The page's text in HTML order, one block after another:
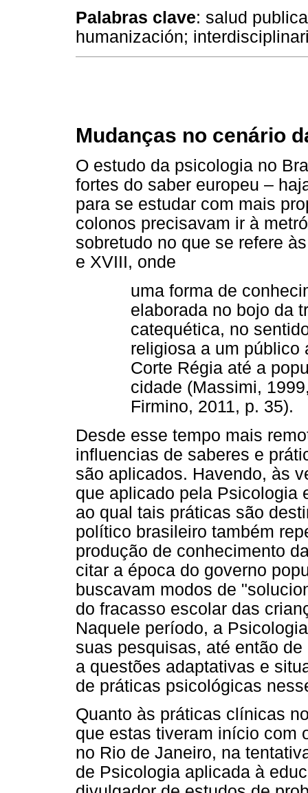
Palabras clave: salud
humanización;
Mudanças no cenário
O estudo da psicologia no
fortes do saber europeu –
para se estudar com mais
colonos precisavam ir à
sobretudo no que se refere
e XVIII, onde
uma forma de
elaborada no bojo da
catequética, no
religiosa a um público
Corte Régia até a
cidade (Massimi,
Firmino, 2011, p. 35).
Desde esse tempo mais
influencias de saberes e
são aplicados. Havendo, às
que aplicado pela Psicologia
ao qual tais práticas são
político brasileiro também
produção de conhecimento
citar a época do governo
buscavam modos de
do fracasso escolar das
Naquele período, a
suas pesquisas, até então
a questões adaptativas e
de práticas psicológicas
Quanto às práticas clínicas
que estas tiveram início com
no Rio de Janeiro, na
de Psicologia aplicada à